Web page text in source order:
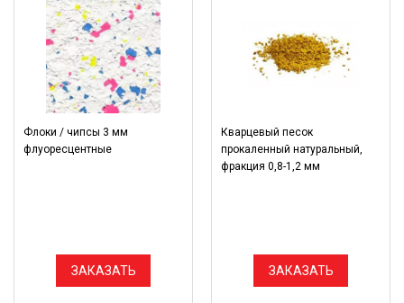
Флоки / чипсы 3 мм
флуоресцентные
ЗАКАЗАТЬ
Кварцевый песок
прокаленный натуральный,
фракция 0,8-1,2 мм
ЗАКАЗАТЬ